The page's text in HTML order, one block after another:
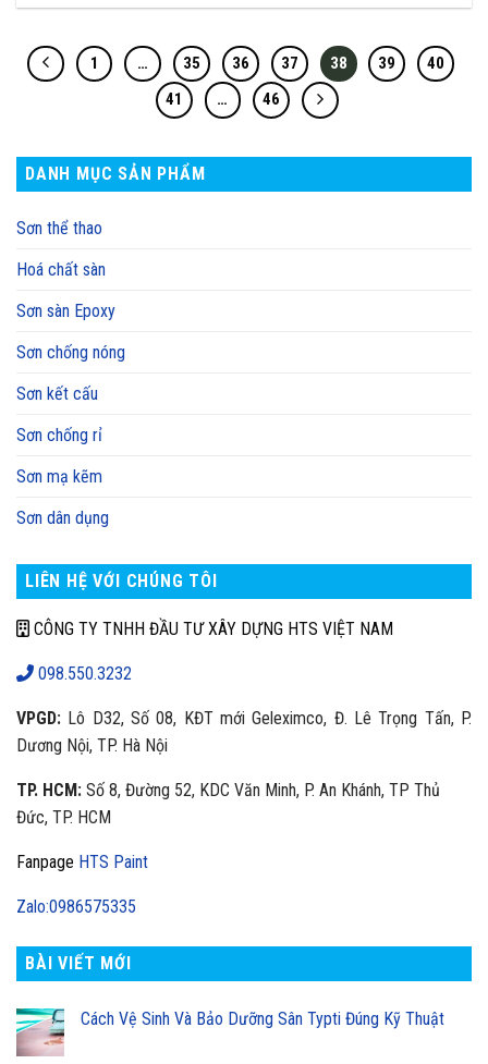
1 … 35 36 37 38 39
40
41
… 46
DANH MỤC SẢN PHẨM
Sơn thể thao
Hoá chất sàn
Sơn sàn Epoxy
Sơn chống nóng
Sơn kết cấu
Sơn chống rỉ
Sơn mạ kẽm
Sơn dân dụng
LIÊN HỆ VỚI CHÚNG TÔI
CÔNG TY TNHH ĐẦU TƯ XÂY DỰNG HTS VIỆT NAM
098.550.3232
VPGD: Lô D32, Số 08, KĐT mới Geleximco, Đ. Lê Trọng Tấn, P.
Dương Nội, TP. Hà Nội
TP. HCM: Số 8, Đường 52, KDC Văn Minh, P. An Khánh, TP Thủ
Đức, TP. HCM
Fanpage HTS Paint
Zalo:0986575335
BÀI VIẾT MỚI
Cách Vệ Sinh Và Bảo Dưỡng Sân Typti Đúng Kỹ Thuật